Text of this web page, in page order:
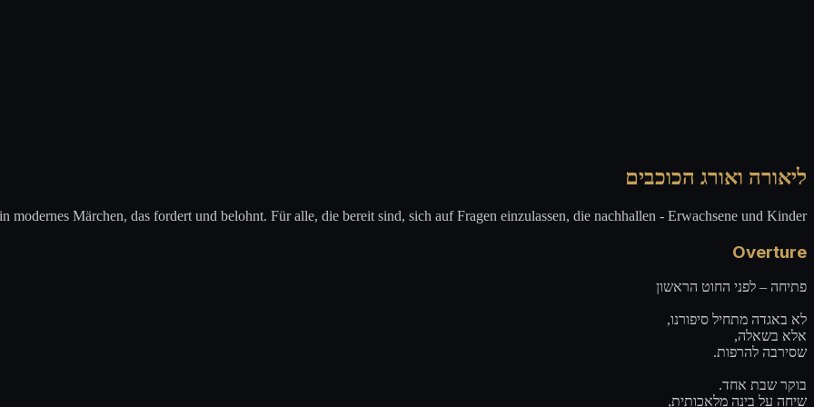
ליאורה ואורג הכוכבים
modernes Märchen, das fordert und belohnt. Für alle, die bereit sind, sich auf Fragen einzulassen, die nachhallen - Erwachsene und Kinder.
Overture
פתיחה – לפני החוט הראשון
לא באגדה מתחיל סיפורנו,
אלא בשאלה,
שסירבה להרפות.
בוקר שבת אחד.
שיחה על בינה מלאכותית,